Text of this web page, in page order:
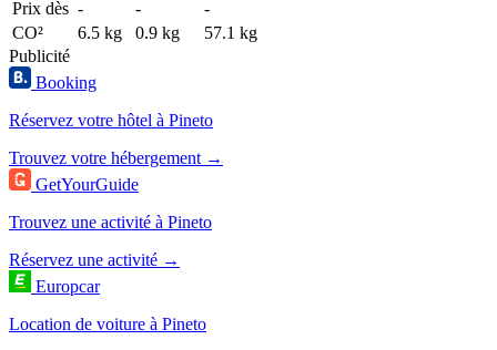
Prix dès - -
-
CO²
6.5 kg 0.9 kg
57.1 kg
Publicité
Booking
Réservez votre hôtel à Pineto
Trouvez votre hébergement →
GetYourGuide
Trouvez une activité à Pineto
Réservez une activité →
Europcar
Location de voiture à Pineto